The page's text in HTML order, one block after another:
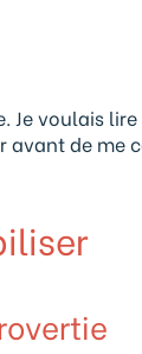
Je voulais lire
de me